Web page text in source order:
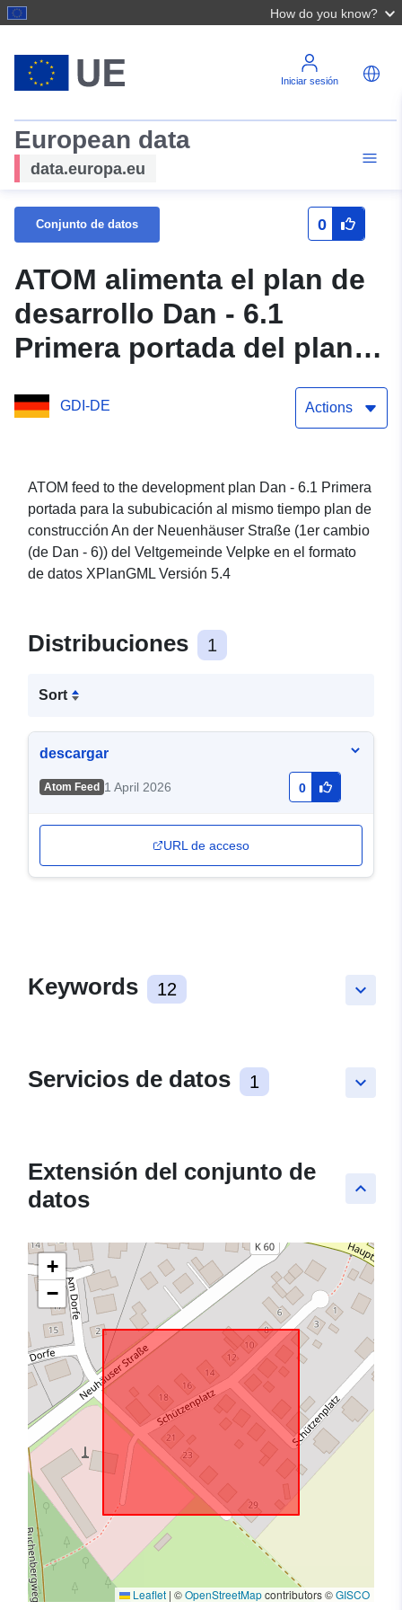
How do you know?
Iniciar sesión
European data
data.europa.eu
Conjunto de datos 0
ATOM alimenta el plan de
desarrollo Dan - 6.1
Primera portada del plan
de desarrollo sublocal An
der Neuenhäuser Straße
del Veltgemeinde Velpke
GDI-DE Actions
ATOM feed to the development plan Dan - 6.1 Primera
portada para la sububicación al mismo tiempo plan de
construcción An der Neuenhäuser Straße (1er cambio
(de Dan - 6)) del Veltgemeinde Velpke en el formato
de datos XPlanGML Versión 5.4
Distribuciones 1
Sort
descargar
Atom Feed 1 April 2026 0
URL de acceso
keyboard_arrow_down
Keywords 12
keyboard_arrow_down
Servicios de datos 1
keyboard_arrow_up
Extensión del conjunto de
datos
+
−
Leaflet | ©OpenStreetMapcontributors ©GISCO